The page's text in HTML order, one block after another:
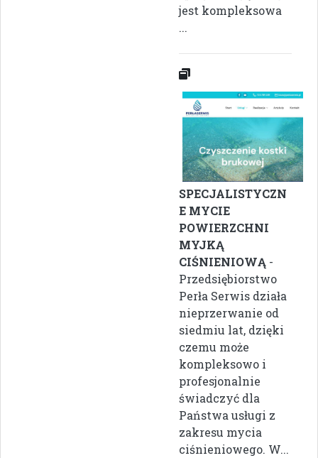
jest kompleksowa
...
SPECJALISTYCZN
E MYCIE
POWIERZCHNI
MYJKĄ
CIŚNIENIOWĄ -
Przedsiębiorstwo
Perła Serwis działa
nieprzerwanie od
siedmiu lat, dzięki
czemu może
kompleksowo i
profesjonalnie
świadczyć dla
Państwa usługi z
zakresu mycia
ciśnieniowego. W...